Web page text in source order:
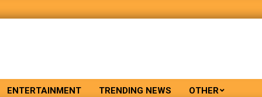
ENTERTAINMENT TRENDING NEWS OTHER